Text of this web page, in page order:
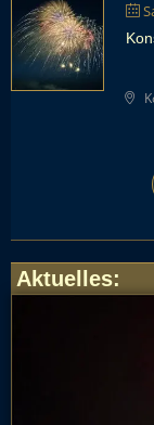
Aktuelles: